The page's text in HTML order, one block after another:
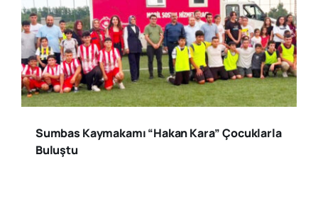
Sumbas Kaymakamı “Hakan Kara” Çocuklarla
Buluştu